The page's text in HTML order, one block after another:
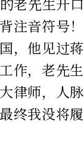
注音符号！
，他见过蒋
作，老先生
律师，人脉
终我没将履